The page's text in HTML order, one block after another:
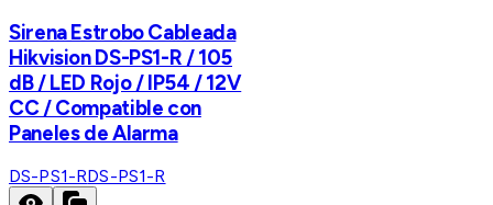
Sirena Estrobo Cableada
Hikvision DS-PS1-R / 105
dB / LED Rojo / IP54 / 12V
CC / Compatible con
Paneles de Alarma
DS-PS1-RDS-PS1-R